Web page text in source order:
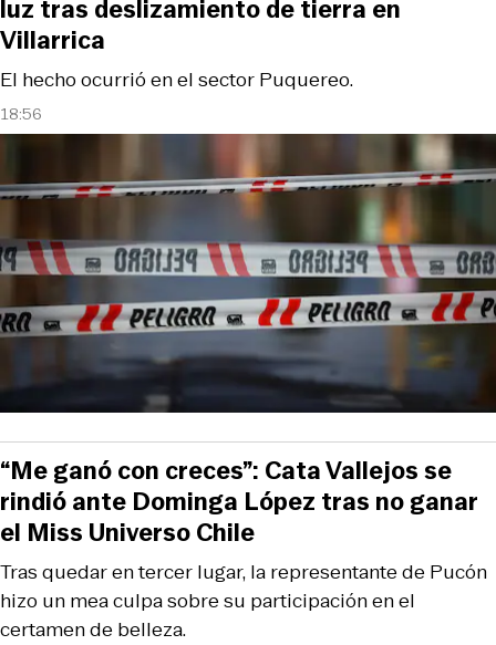
18:56
El hecho ocurrió en el sector Puquereo.
luz tras deslizamiento de tierra en
Villarrica
Tras quedar en tercer lugar, la representante de Pucón
hizo un mea culpa sobre su participación en el
certamen de belleza.
“Me ganó con creces”: Cata Vallejos se
rindió ante Dominga López tras no ganar
el Miss Universo Chile